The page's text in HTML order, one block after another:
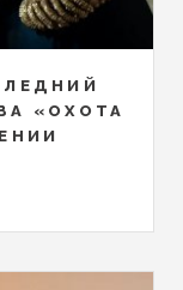
«ОХОТА